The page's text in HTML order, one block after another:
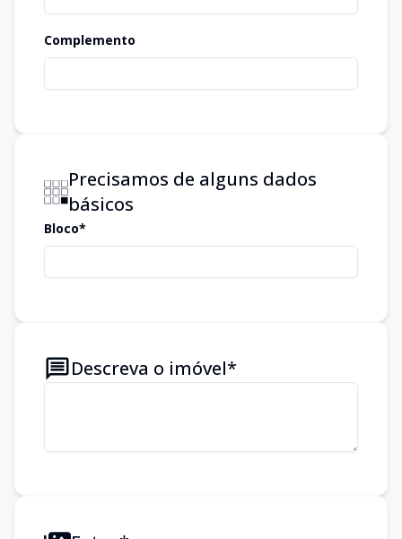
Complemento
Precisamos de alguns dados
básicos
Bloco*
Descreva o imóvel*